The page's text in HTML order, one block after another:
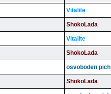
Vitalite
ShokoLada
Vitalite
ShokoLada
osvoboden pich
ShokoLada